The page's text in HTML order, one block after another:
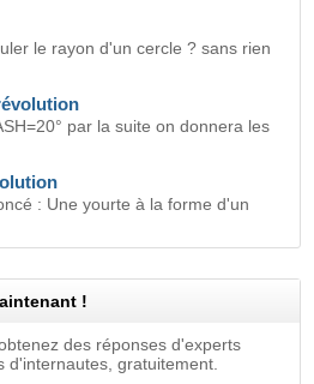
le rayon d'un cercle ? sans rien
par la suite on donnera les
: Une yourte à la forme d'un
!
des réponses d'experts
d'internautes, gratuitement.